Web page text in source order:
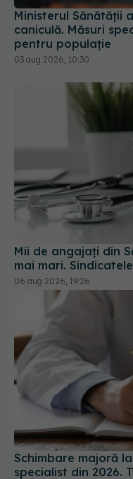
Mii de angajați din
mai mari.
06 aug 2026, 19:26
Schimbare majoră
specialist din 2026.
aceleași subiecte
07 aug 2026, 11:52